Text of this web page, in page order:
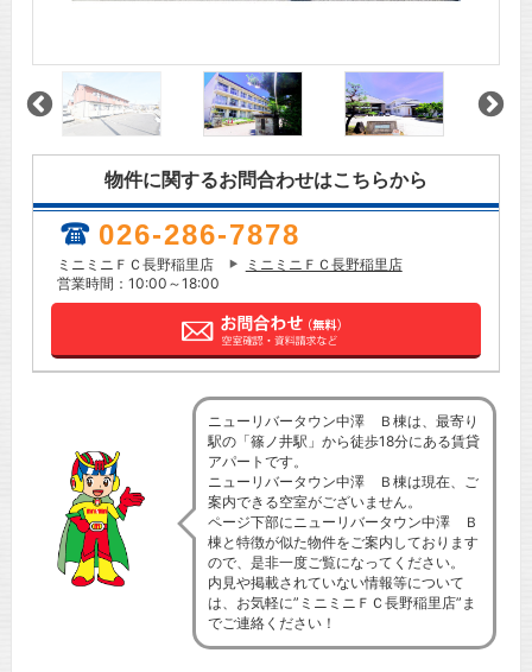
物件に関するお問合わせはこちらから
026-286-7878
ミニミニＦＣ長野稲里店
ミニミニＦＣ長野稲里店
営業時間：10:00～18:00
ニューリバータウン中澤 Ｂ棟は、最寄り
駅の「篠ノ井駅」から徒歩18分にある賃貸
アパートです。
ニューリバータウン中澤 Ｂ棟は現在、ご
案内できる空室がございません。
ページ下部にニューリバータウン中澤 Ｂ
棟と特徴が似た物件をご案内しております
ので、是非一度ご覧になってください。
内見や掲載されていない情報等について
は、お気軽に”ミニミニＦＣ長野稲里店”ま
でご連絡ください！